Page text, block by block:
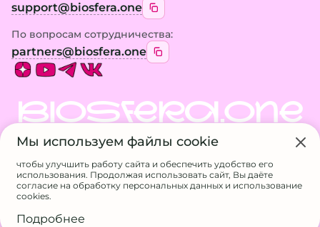
support@biosfera.one
По вопросам сотрудничества:
partners@biosfera.one
BIOSFERA.ONE
© 2026 BIOSFERA.ONE. Все права защищены.
только с разрешения владельца
ИП Галанина А.А.
Мы используем файлы cookie
чтобы улучшить работу сайта и обеспечить удобство его
использования. Продолжая использовать сайт, Вы даёте
согласие на обработку персональных данных и использование
cookies.
Подробнее